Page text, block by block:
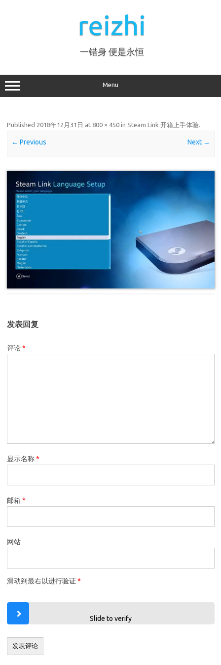
reizhi
一错身 便是永恒
Menu
Published 2018年12月31日 at 800 × 450 in Steam Link 开箱上手体验.
← Previous Next →
发表回复
评论*
显示名称*
邮箱*
网站
滑动到最右以进行验证 *
Slide to verify